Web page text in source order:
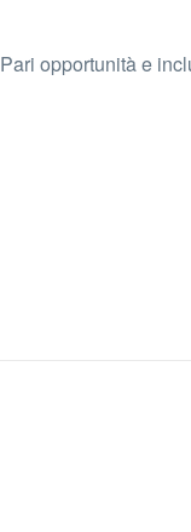
Pari opportunità e